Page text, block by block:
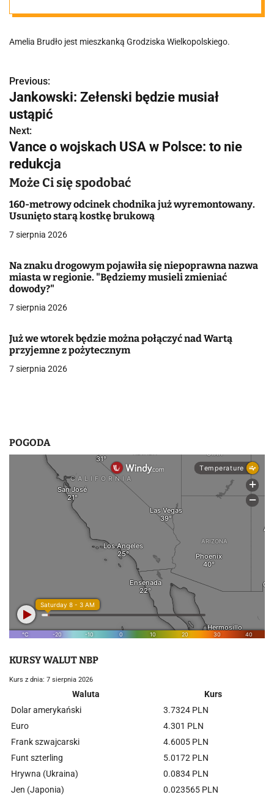
do Poznania
Amelia Brudło jest mieszkanką Grodziska Wielkopolskiego.
N
a
w
i
g
a
c
a
w
i
s
Previous:
Jankowski: Zełenski będzie musiał
ustąpić
Next:
Vance o wojskach USA w Polsce: to nie
redukcja
Może Ci się spodobać
160-metrowy odcinek chodnika już wyremontowany.
Usunięto starą kostkę brukową
7 sierpnia 2026
Na znaku drogowym pojawiła się niepoprawna nazwa
miasta w regionie. "Będziemy musieli zmieniać
dowody?"
7 sierpnia 2026
Już we wtorek będzie można połączyć nad Wartą
przyjemne z pożytecznym
7 sierpnia 2026
POGODA
KURSY WALUT NBP
Kurs z dnia: 7 sierpnia 2026
Waluta
Kurs
Dolar amerykański
3.7324 PLN
Euro
4.301 PLN
Frank szwajcarski
4.6005 PLN
Funt szterling
5.0172 PLN
Hrywna (Ukraina)
0.0834 PLN
Jen (Japonia)
0.023565 PLN